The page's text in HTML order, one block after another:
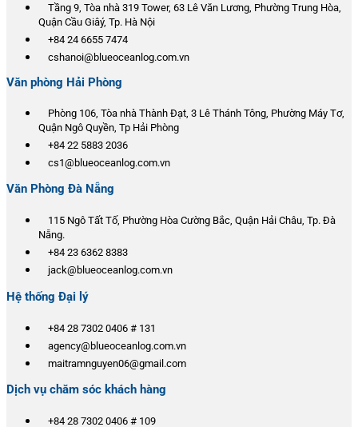
Tầng 9, Tòa nhà 319 Tower, 63 Lê Văn Lương, Phường Trung Hòa,
Quận Cầu Giâý, Tp. Hà Nội
+84 24 6655 7474
cshanoi@blueoceanlog.com.vn
Văn phòng Hải Phòng
Phòng 106, Tòa nhà Thành Đạt, 3 Lê Thánh Tông, Phường Máy Tơ,
Quận Ngô Quyền, Tp Hải Phòng
+84 22 5883 2036
cs1@blueoceanlog.com.vn
Văn Phòng Đà Nẵng
115 Ngô Tất Tố, Phường Hòa Cường Bắc, Quận Hải Châu, Tp. Đà
Nẵng.
+84 23 6362 8383
jack@blueoceanlog.com.vn
Hệ thống Đại lý
+84 28 7302 0406 # 131
agency@blueoceanlog.com.vn
maitramnguyen06@gmail.com
Dịch vụ chăm sóc khách hàng
+84 28 7302 0406 # 109